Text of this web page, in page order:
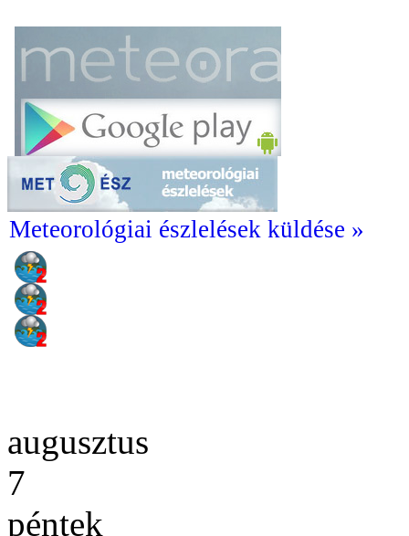
Meteorológiai észlelések küldése »
augusztus
7
péntek